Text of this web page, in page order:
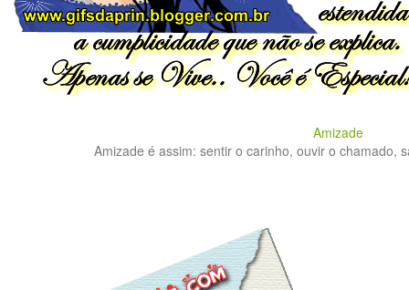
Amizade
Amizade é assim: sentir o carinho, ouvir o chamado,